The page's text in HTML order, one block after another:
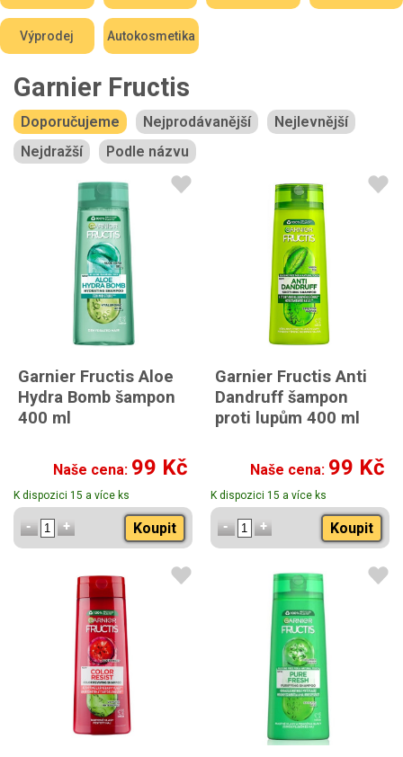
Výprodej Autokosmetika
Garnier Fructis
Doporučujeme Nejprodávanější
Nejlevnější
Nejdražší
Podle názvu
Garnier Fructis Aloe
Hydra Bomb šampon
400 ml
Naše cena: 99 Kč
K dispozici 15 a více ks
Koupit
Garnier Fructis Anti
Dandruff šampon
proti lupům 400 ml
Naše cena: 99 Kč
K dispozici 15 a více ks
Koupit